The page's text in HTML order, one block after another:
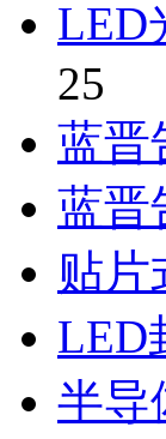
LED
25
蓝晋
蓝晋
贴片
LED
半导